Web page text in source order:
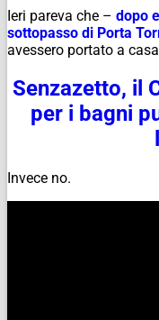
Ieri pareva che – dopo
sottopasso di Porta
avessero portato a
Senzazetto, il
per i bagni
Invece no.